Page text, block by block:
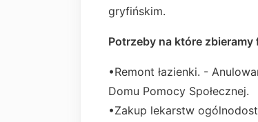
gryfińskim.
Potrzeby na które zbieramy
•Remont łazienki. -
Domu Pomocy Społecznej.
•Zakup lekarstw